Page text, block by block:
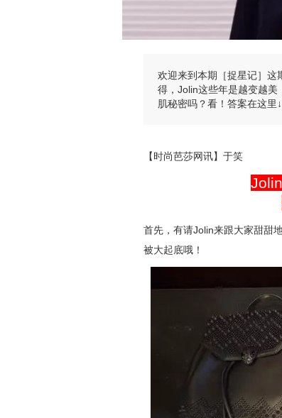
欢迎来到本期［捉星记］
得，Jolin这些年是越变越
肌秘密吗？看！答案在这里↓
【时尚芭莎网讯】于笑
首先，有请Jolin来跟大家甜甜
被大起底哦！